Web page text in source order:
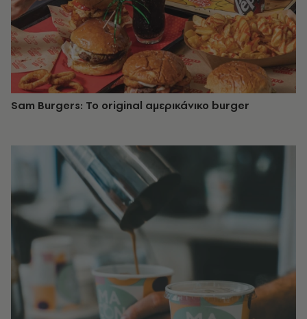
Sam Burgers: To original αμερικάνικο burger